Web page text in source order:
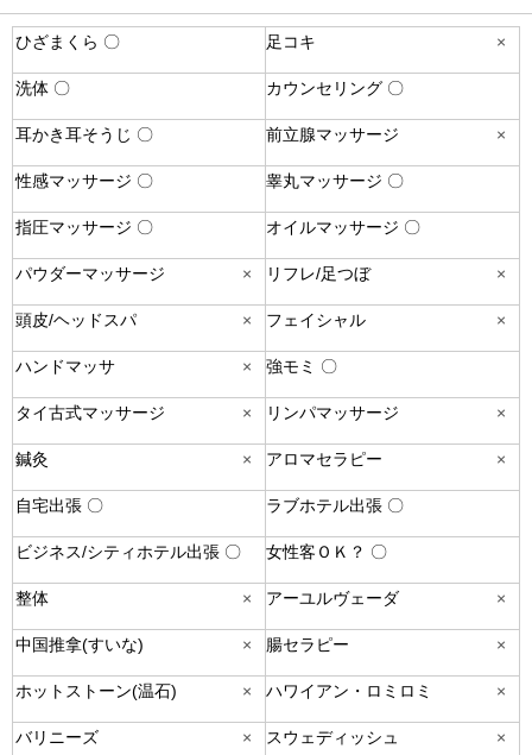
ひざまくら 〇 足コキ ×
洗体 〇 カウンセリング 〇
耳かき耳そうじ 〇 前立腺マッサージ ×
性感マッサージ 〇 睾丸マッサージ 〇
指圧マッサージ 〇 オイルマッサージ 〇
パウダーマッサージ × リフレ/足つぼ ×
頭皮/ヘッドスパ × フェイシャル ×
ハンドマッサ × 強モミ 〇
タイ古式マッサージ × リンパマッサージ ×
鍼灸 × アロマセラピー ×
自宅出張 〇 ラブホテル出張 〇
ビジネス/シティホテル出張 〇 女性客ＯＫ？ 〇
整体 × アーユルヴェーダ ×
中国推拿(すいな) × 腸セラピー ×
ホットストーン(温石) × ハワイアン・ロミロミ ×
バリニーズ × スウェディッシュ ×